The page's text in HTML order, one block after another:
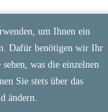
um Ihnen ein
Dafür benötigen wir Ihr
was die einzelnen
Sie stets über das
ändern.